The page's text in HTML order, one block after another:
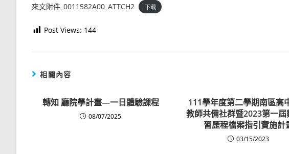
來文附件_0011582A00_ATTCH2 下載
Post Views: 144
相關內容
轉知 廳院學計畫—一日體驗課程
08/07/2025
111學年度第二學期南區高
教師共備社群暨2023第一屆
習歷程檔案指引實施計
03/15/2023